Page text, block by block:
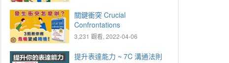
關鍵衝突 Crucial
Confrontations
3,231 觀看, 2022-04-06
提升表達能力 ~ 7C 溝通法則